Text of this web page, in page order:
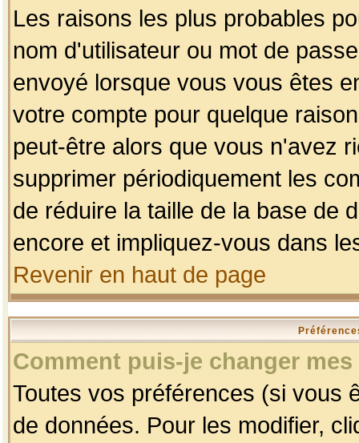
Les raisons les plus probables
nom d'utilisateur ou mot de
envoyé lorsque vous vous êtes
votre compte pour quelque
peut-être alors que vous n'avez
supprimer périodiquement les
de réduire la taille de la base de
encore et impliquez-vous dans
Revenir en haut de page
Comment puis-je changer
Toutes vos préférences (si vous
de données. Pour les modifier,